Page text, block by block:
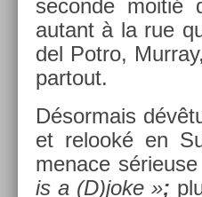
secon­de moitié
autant à la rue
del Potro,
par­tout.
Désor­mais
et re­looké en
menace
is a (D)joke »;